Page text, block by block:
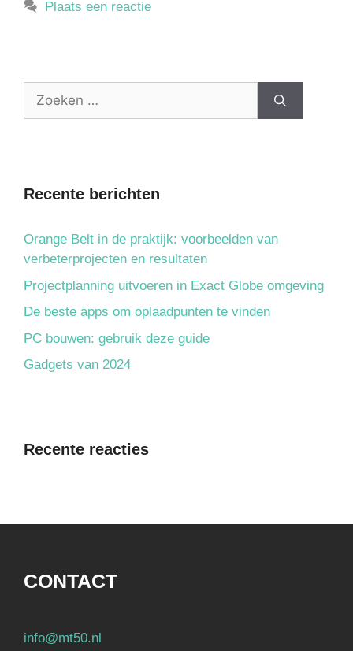
Plaats een reactie
Recente berichten
Orange Belt in de praktijk: voorbeelden van
verbeterprojecten en resultaten
Projectplanning uitvoeren in Exact Globe omgeving
De beste apps om oplaadpunten te vinden
PC bouwen: gebruik deze guide
Gadgets van 2024
Recente reacties
CONTACT
info@mt50.nl